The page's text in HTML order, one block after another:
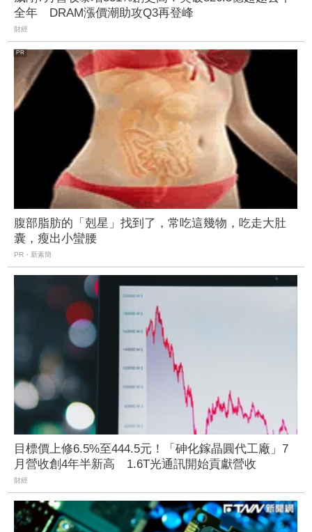
全年 DRAM漲價潮助攻Q3再登峰
財經
腹部脂肪的「剋星」找到了，常吃這幾物，吃走大肚
囊，瘦出小蠻腰
PR・新素簡
目標價上修6.5%至444.5元！「砷化鎵晶圓代工廠」7
月營收創4年半新高 1.6T光通訊開始貢獻營收
財經